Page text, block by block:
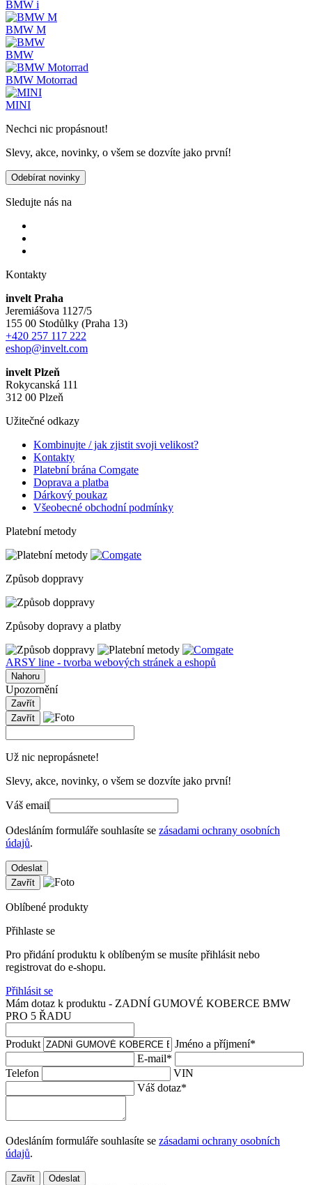
BMW i
BMW M
BMW
BMW Motorrad
MINI
Nechci nic propásnout!
Slevy, akce, novinky, o všem se dozvíte jako první!
Odebírat novinky
Sledujte nás na
Kontakty
invelt Praha
Jeremiášova 1127/5
155 00 Stodůlky (Praha 13)
+420 257 117 222
eshop@invelt.com
invelt Plzeň
Rokycanská 111
312 00 Plzeň
Užitečné odkazy
Kombinujte / jak zjistit svoji velikost?
Kontakty
Platební brána Comgate
Doprava a platba
Dárkový poukaz
Všeobecné obchodní podmínky
Platební metody
Způsob doppravy
Způsoby dopravy a platby
ARSY line - tvorba webových stránek a eshopů
Nahoru
Upozornění
Zavřít
Zavřít
Už nic nepropásnete!
Slevy, akce, novinky, o všem se dozvíte jako první!
Váš email
Odesláním formuláře souhlasíte se zásadami ochrany osobních
údajů.
Odeslat
Zavřít
Oblíbené produkty
Přihlaste se
Pro přidání produktu k oblíbeným se musíte přihlásit nebo
registrovat do e-shopu.
Přihlásit se
Mám dotaz k produktu - ZADNÍ GUMOVÉ KOBERCE BMW
PRO 5 ŘADU
Produkt Jméno a příjmení*
E-mail*
Telefon
VIN
Váš dotaz*
Odesláním formuláře souhlasíte se zásadami ochrany osobních
údajů.
Zavřít Odeslat